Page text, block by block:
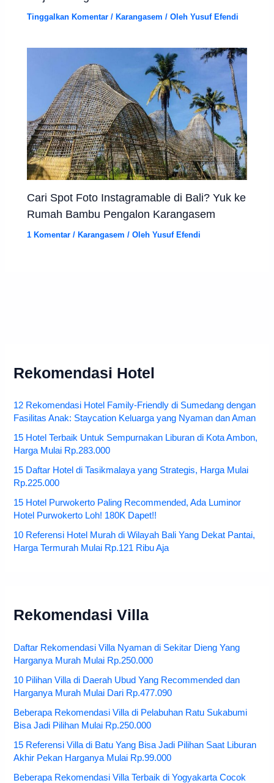
Tinggalkan Komentar / Karangasem / OlehYusuf Efendi
Cari Spot Foto Instagramable di Bali? Yuk ke
Rumah Bambu Pengalon Karangasem
1 Komentar / Karangasem / OlehYusuf Efendi
Rekomendasi Hotel
12 Rekomendasi Hotel Family-Friendly di Sumedang dengan
Fasilitas Anak: Staycation Keluarga yang Nyaman dan Aman
15 Hotel Terbaik Untuk Sempurnakan Liburan di Kota Ambon,
Harga Mulai Rp.283.000
15 Daftar Hotel di Tasikmalaya yang Strategis, Harga Mulai
Rp.225.000
15 Hotel Purwokerto Paling Recommended, Ada Luminor
Hotel Purwokerto Loh! 180K Dapet!!
10 Referensi Hotel Murah di Wilayah Bali Yang Dekat Pantai,
Harga Termurah Mulai Rp.121 Ribu Aja
Rekomendasi Villa
Daftar Rekomendasi Villa Nyaman di Sekitar Dieng Yang
Harganya Murah Mulai Rp.250.000
10 Pilihan Villa di Daerah Ubud Yang Recommended dan
Harganya Murah Mulai Dari Rp.477.090
Beberapa Rekomendasi Villa di Pelabuhan Ratu Sukabumi
Bisa Jadi Pilihan Mulai Rp.250.000
15 Referensi Villa di Batu Yang Bisa Jadi Pilihan Saat Liburan
Akhir Pekan Harganya Mulai Rp.99.000
Beberapa Rekomendasi Villa Terbaik di Yogyakarta Cocok